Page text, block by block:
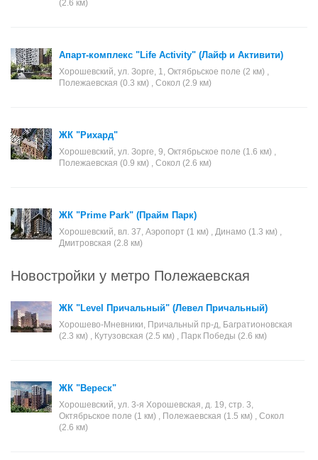
(2.6 км)
Апарт-комплекс "Life Activity" (Лайф и Активити)
Хорошевский, ул. Зорге, 1, Октябрьское поле (2 км) ,
Полежаевская (0.3 км) , Сокол (2.9 км)
ЖК "Рихард"
Хорошевский, ул. Зорге, 9, Октябрьское поле (1.6 км) ,
Полежаевская (0.9 км) , Сокол (2.6 км)
ЖК "Prime Park" (Прайм Парк)
Хорошевский, вл. 37, Аэропорт (1 км) , Динамо (1.3 км) ,
Дмитровская (2.8 км)
Новостройки у метро Полежаевская
ЖК "Level Причальный" (Левел Причальный)
Хорошево-Мневники, Причальный пр-д, Багратионовская
(2.3 км) , Кутузовская (2.5 км) , Парк Победы (2.6 км)
ЖК "Вереск"
Хорошевский, ул. 3-я Хорошевская, д. 19, стр. 3,
Октябрьское поле (1 км) , Полежаевская (1.5 км) , Сокол
(2.6 км)